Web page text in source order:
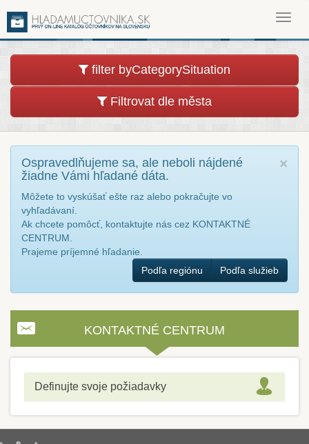
filter byCategorySituation
Filtrovat dle města
×
Ospravedlňujeme sa, ale neboli nájdené
žiadne Vámi hľadané dáta.
Môžete to vyskúšať ešte raz alebo pokračujte vo
vyhľadávaní.
Ak chcete pomôcť, kontaktujte nás cez KONTAKTNÉ
CENTRUM.
Prajeme príjemné hľadanie.
Podľa regiónu
Podľa služieb
KONTAKTNÉ CENTRUM
Definujte svoje požiadavky